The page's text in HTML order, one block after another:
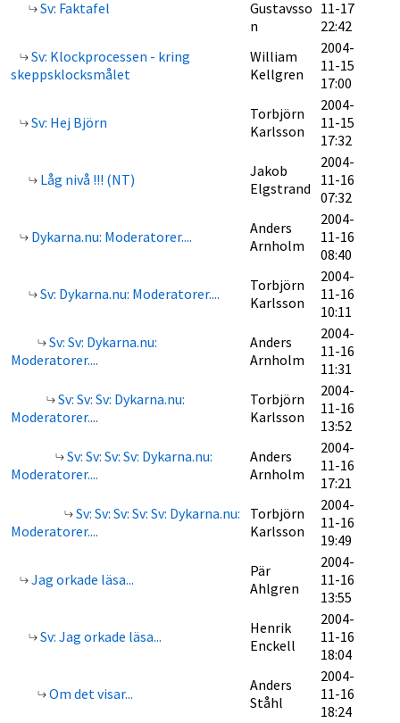
Sv: Faktafel
Gustavsso
n
11-17
22:42
Sv: Klockprocessen - kring
skeppsklocksmålet
William
Kellgren
2004-
11-15
17:00
Sv: Hej Björn
Torbjörn
Karlsson
2004-
11-15
17:32
Låg nivå !!! (NT)
Jakob
Elgstrand
2004-
11-16
07:32
Dykarna.nu: Moderatorer....
Anders
Arnholm
2004-
11-16
08:40
Sv: Dykarna.nu: Moderatorer....
Torbjörn
Karlsson
2004-
11-16
10:11
Sv: Sv: Dykarna.nu:
Moderatorer....
Anders
Arnholm
2004-
11-16
11:31
Sv: Sv: Sv: Dykarna.nu:
Moderatorer....
Torbjörn
Karlsson
2004-
11-16
13:52
Sv: Sv: Sv: Sv: Dykarna.nu:
Moderatorer....
Anders
Arnholm
2004-
11-16
17:21
Sv: Sv: Sv: Sv: Sv: Dykarna.nu:
Moderatorer....
Torbjörn
Karlsson
2004-
11-16
19:49
Jag orkade läsa...
Pär
Ahlgren
2004-
11-16
13:55
Sv: Jag orkade läsa...
Henrik
Enckell
2004-
11-16
18:04
Om det visar...
Anders
Ståhl
2004-
11-16
18:24